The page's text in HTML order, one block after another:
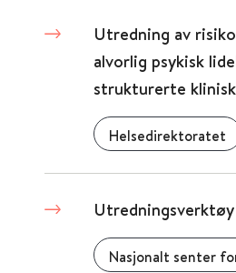
Utredning av
alvorlig psykisk
strukturerte
Helsedirektoratet